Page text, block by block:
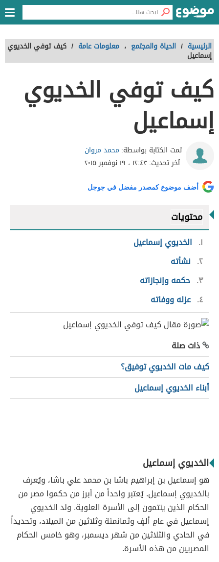
الرئيسية / الحياة والمجتمع ، معلومات عامة / كيف توفي الخديوي
إسماعيل
كيف توفي الخديوي
إسماعيل
تمت الكتابة بواسطة: محمد مروان
آخر تحديث:١٢:٤٣ ، ١٩ نوفمبر ٢٠١٥
أضف موضوع كمصدر مفضل في جوجل
محتويات
١
الخديوي إسماعيل
٢ نشأته
٣ حكمه وإنجازاته
٤ عزله ووفاته
ذات صلة
كيف مات الخديوي توفيق؟
أبناء الخديوي إسماعيل
الخديوي إسماعيل
هو إسماعيل بن إبراهيم باشا بن محمد علي باشا، ويُعرف
بالخديوي إسماعيل. يُعتبر واحداً من أبرز من حكموا مصر من
الحكام الذين ينتمون إلى الأسرة العلوية. ولد الخديوي
إسماعيل في عامِ ألفٍ وثمانمئة وثلاثين من الميلاد، وتحديداً
في الحادي والثلاثين من شهر ديسمبر، وهو خامس الحكام
المصريين من هذه الأسرة.